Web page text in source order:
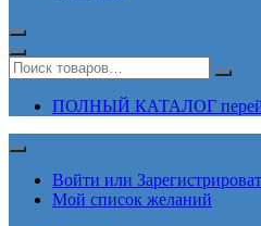
ПОЛНЫЙ КАТАЛОГ
Войти или
Мой список желаний